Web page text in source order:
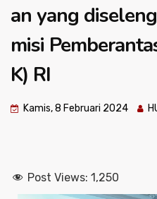
an yang
misi
K) RI
Kamis, 8 Februari 2024
Post Views: 1,250